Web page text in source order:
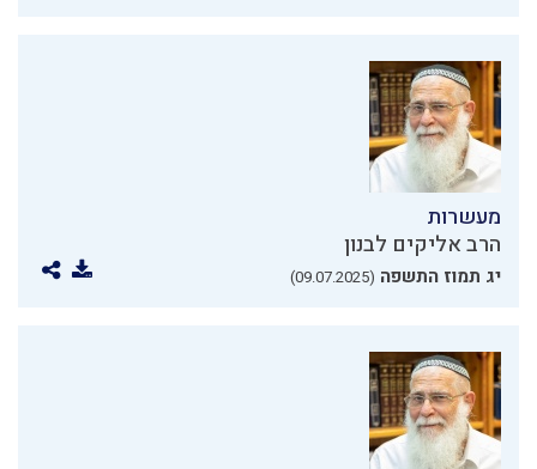
מעשרות
הרב אליקים לבנון
יג תמוז התשפה (09.07.2025)